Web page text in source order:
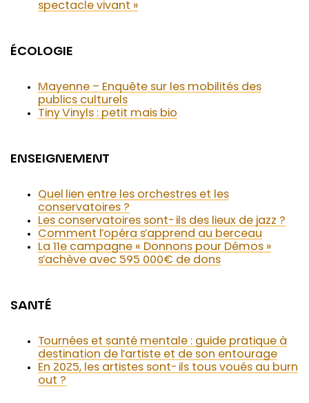
spectacle vivant »
ÉCOLOGIE
Mayenne – Enquête sur les mobilités des
publics culturels
Tiny Vinyls : petit mais bio
ENSEIGNEMENT
Quel lien entre les orchestres et les
conservatoires ?
Les conservatoires sont-ils des lieux de jazz ?
Comment l’opéra s’apprend au berceau
La 11e campagne « Donnons pour Démos »
s’achève avec 595 000€ de dons
SANTÉ
Tournées et santé mentale : guide pratique à
destination de l’artiste et de son entourage
En 2025, les artistes sont-ils tous voués au burn
out ?